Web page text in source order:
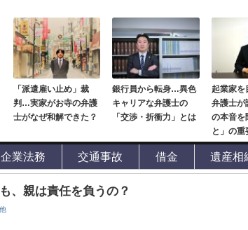
「派遣雇い止め」裁
判…実家がお寺の弁護
士がなぜ和解できた？
銀行員から転身…異色
キャリアな弁護士の
「交渉・折衝力」とは
起業家を
弁護士が
の本音を
と」の重
企業法務 交通事故 借金 遺産相
、親は責任を負うの？